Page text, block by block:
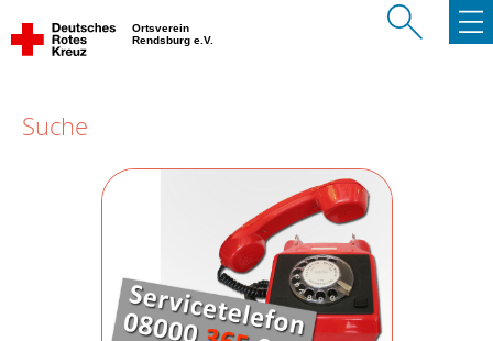
Ortsverein
Rendsburg e.V.
Suche